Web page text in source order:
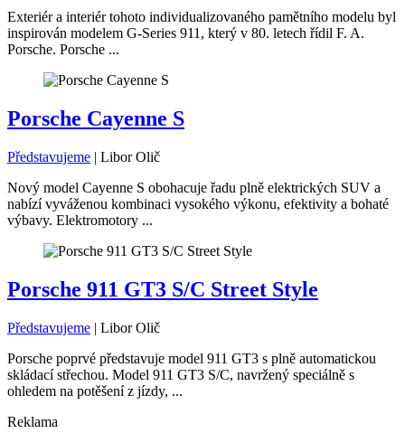
Exteriér a interiér tohoto individualizovaného pamětního modelu byl
inspirován modelem G-Series 911, který v 80. letech řídil F. A.
Porsche. Porsche ...
Porsche Cayenne S
Představujeme | Libor Olič
Nový model Cayenne S obohacuje řadu plně elektrických SUV a
nabízí vyváženou kombinaci vysokého výkonu, efektivity a bohaté
výbavy. Elektromotory ...
Porsche 911 GT3 S/C Street Style
Představujeme | Libor Olič
Porsche poprvé představuje model 911 GT3 s plně automatickou
skládací střechou. Model 911 GT3 S/C, navržený speciálně s
ohledem na potěšení z jízdy, ...
Reklama